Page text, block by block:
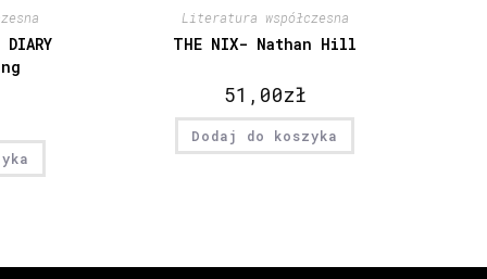
DIARY
Literatura współczesna
THE NIX- Nathan Hill
51,00zł
Dodaj do koszyka